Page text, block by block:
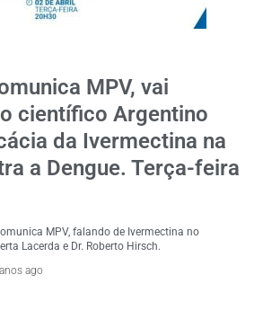
MPV, vai
científico Argentino
da Ivermectina na
a Dengue. Terça-feira
MPV, falando de Ivermectina no
Lacerda e Dr. Roberto Hirsch.
ago